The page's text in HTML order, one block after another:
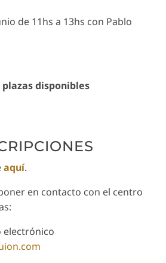
de 11hs a 13hs con Pablo
disponibles
aquí.
en contacto con el centro
electrónico